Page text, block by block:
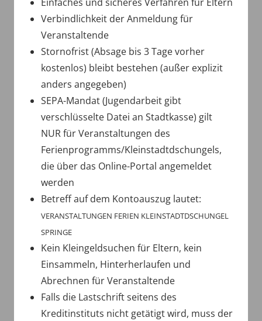
Verbindlichkeit der Anmeldung für
Veranstaltende
Stornofrist (Absage bis 3 Tage vorher
kostenlos) bleibt bestehen (außer explizit
anders angegeben)
SEPA-Mandat (Jugendarbeit gibt
verschlüsselte Datei an Stadtkasse) gilt
NUR für Veranstaltungen des
Ferienprogramms/Kleinstadtdschungels,
die über das Online-Portal angemeldet
werden
Betreff auf dem Kontoauszug lautet:
VERANSTALTUNGEN FERIEN KLEINSTADTDSCHUNGEL
SPRINGE
Kein Kleingeldsuchen für Eltern, kein
Einsammeln, Hinterherlaufen und
Abrechnen für Veranstaltende
Falls die Lastschrift seitens des
Kreditinstituts nicht getätigt wird, muss der